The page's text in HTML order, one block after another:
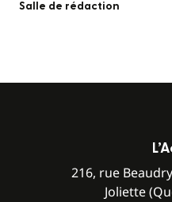
Salle de rédaction
216, rue
Joliette